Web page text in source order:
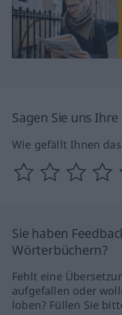
Sagen Sie uns
Wie gefällt Ihnen
Sie haben
Wörterbüchern?
Fehlt eine
aufgefallen oder
loben? Füllen Sie